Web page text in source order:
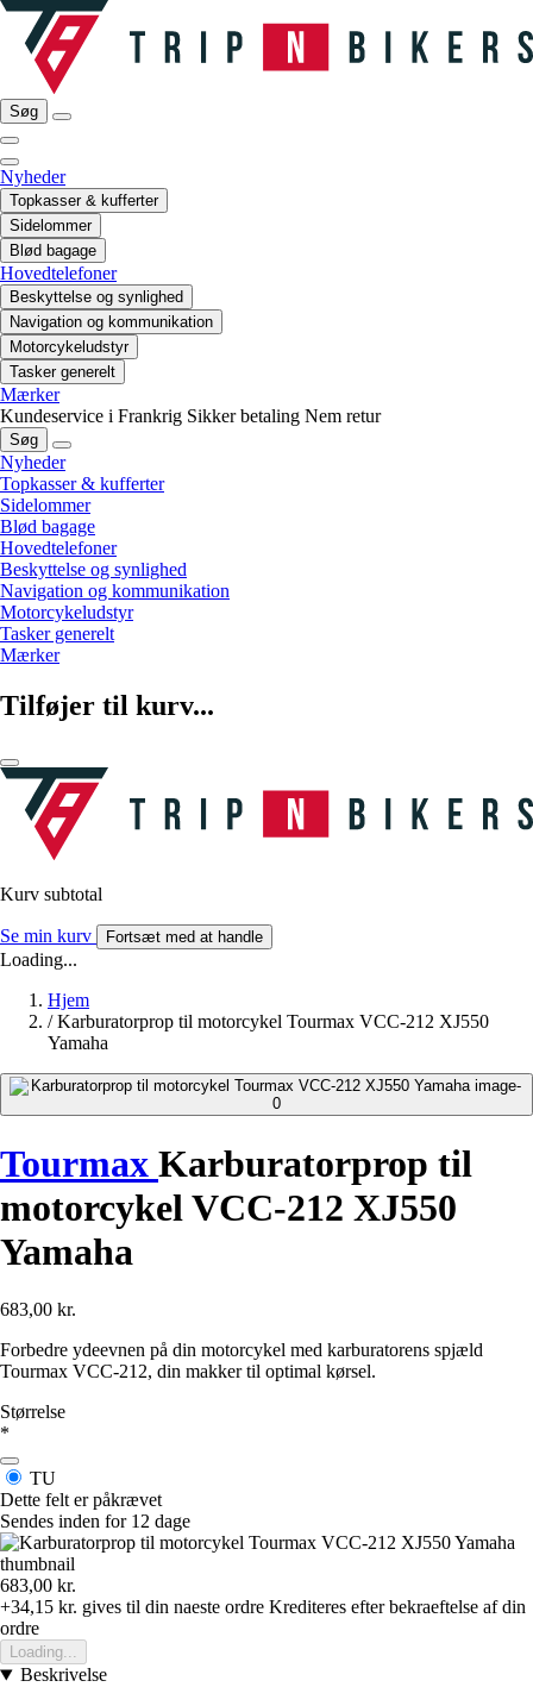
Søg
Nyheder
Topkasser & kufferter
Sidelommer
Blød bagage
Hovedtelefoner
Beskyttelse og synlighed
Navigation og kommunikation
Motorcykeludstyr
Tasker generelt
Mærker
Kundeservice i Frankrig Sikker betaling Nem retur
Søg
Nyheder
Topkasser & kufferter
Sidelommer
Blød bagage
Hovedtelefoner
Beskyttelse og synlighed
Navigation og kommunikation
Motorcykeludstyr
Tasker generelt
Mærker
Tilføjer til kurv...
Kurv subtotal
Se min kurv Fortsæt med at handle
Loading...
Hjem
/ Karburatorprop til motorcykel Tourmax VCC-212 XJ550
Yamaha
Tourmax Karburatorprop til
motorcykel VCC-212 XJ550
Yamaha
683,00 kr.
Forbedre ydeevnen på din motorcykel med karburatorens spjæld
Tourmax VCC-212, din makker til optimal kørsel.
Størrelse
*
TU
Dette felt er påkrævet
Sendes inden for 12 dage
683,00 kr.
+34,15 kr. gives til din naeste ordre Krediteres efter bekraeftelse af din
ordre
Loading...
Beskrivelse